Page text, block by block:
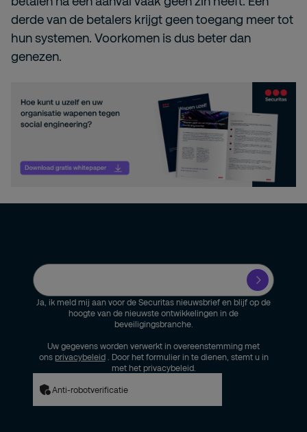
derde van de betalers krijgt geen toegang meer tot
hun systemen. Voorkomen is dus beter dan
genezen.
Ja, ik meld mij aan voor de Securitas nieuwsbrief en blijf op de
hoogte van de nieuwste ontwikkelingen in de
beveiligingsbranche.
Uw gegevens worden verwerkt in overeenstemming met
ons privacybeleid
. Door het formulier in te dienen, stemt u in
met het privacybeleid.
Anti-robotverificatie